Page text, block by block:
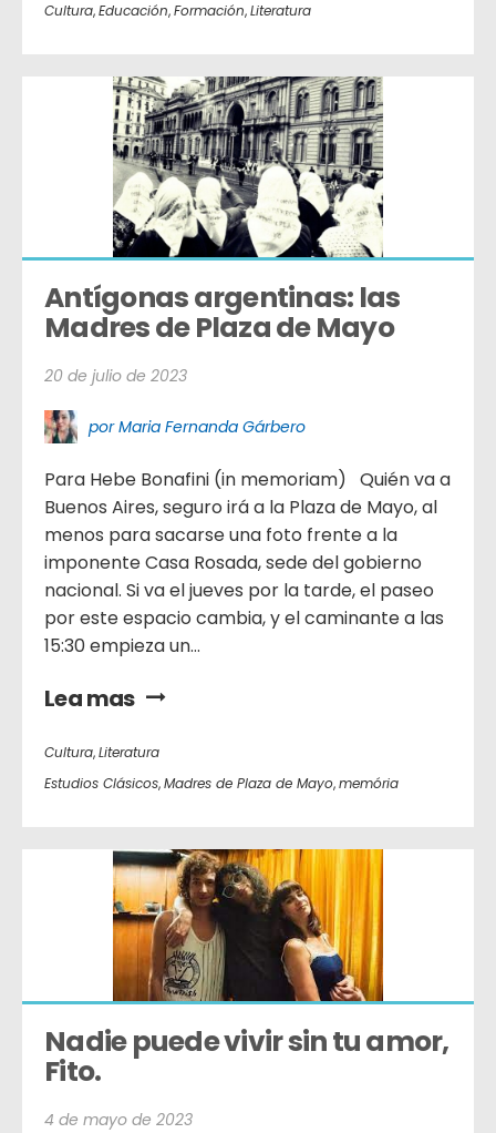
Cultura,Educación,Formación,Literatura
Antígonas argentinas: las
Madres de Plaza de Mayo
20 de julio de 2023
por Maria Fernanda Gárbero
Para Hebe Bonafini (in memoriam) Quién va a
Buenos Aires, seguro irá a la Plaza de Mayo, al
menos para sacarse una foto frente a la
imponente Casa Rosada, sede del gobierno
nacional. Si va el jueves por la tarde, el paseo
por este espacio cambia, y el caminante a las
15:30 empieza un...
Lea mas
Cultura,Literatura
Estudios Clásicos,Madres de Plaza de Mayo,memória
Nadie puede vivir sin tu amor,
Fito.
4 de mayo de 2023